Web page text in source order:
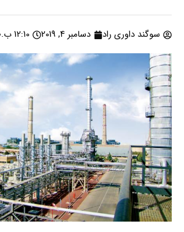
سوگند داوری راد دسامبر 4, 2019 12:10 ب.ظ